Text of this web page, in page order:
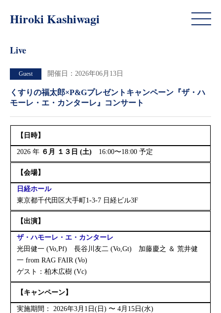
Hiroki Kashiwagi
Live
Guest 開催日：2026年06月13日
くすりの福太郎×P&Gプレゼントキャンペーン『ザ・ハ
モーレ・エ・カンターレ』コンサート
【日時】
2026 年 ６月 １３日 (土) 16:00〜18:00 予定
【会場】
日経ホール
東京都千代田区大手町1-3-7 日経ビル3F
【出演】
ザ・ハモーレ・エ・カンターレ
光田健一 (Vo,Pf) 長谷川友二 (Vo,Gt) 加藤慶之 ＆ 荒井健
一 from RAG FAIR (Vo)
ゲスト：柏木広樹 (Vc)
【キャンペーン】
実施期間： 2026年3月1日(日) 〜 4月15日(水)